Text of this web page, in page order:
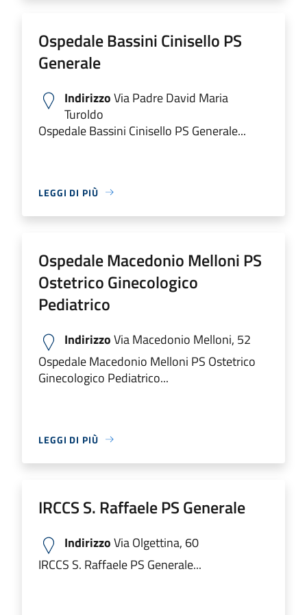
Ospedale Bassini Cinisello PS
Generale
IndirizzoVia Padre David Maria
Turoldo
Ospedale Bassini Cinisello PS Generale...
LEGGI DI PIÙ
Ospedale Macedonio Melloni PS
Ostetrico Ginecologico
Pediatrico
IndirizzoVia Macedonio Melloni, 52
Ospedale Macedonio Melloni PS Ostetrico
Ginecologico Pediatrico...
LEGGI DI PIÙ
IRCCS S. Raffaele PS Generale
IndirizzoVia Olgettina, 60
IRCCS S. Raffaele PS Generale...